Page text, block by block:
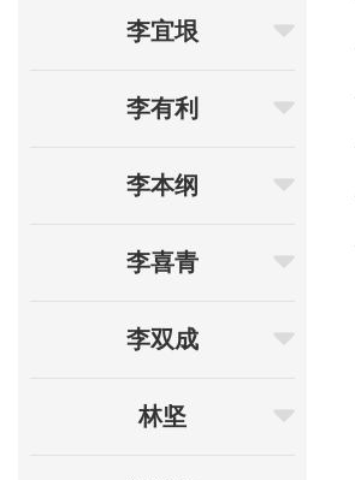
李宜垠
李有利
李本纲
李喜青
李双成
林坚